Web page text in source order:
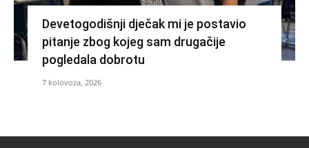
Devetogodišnji dječak mi je postavio
pitanje zbog kojeg sam drugačije
pogledala dobrotu
7 kolovoza, 2026